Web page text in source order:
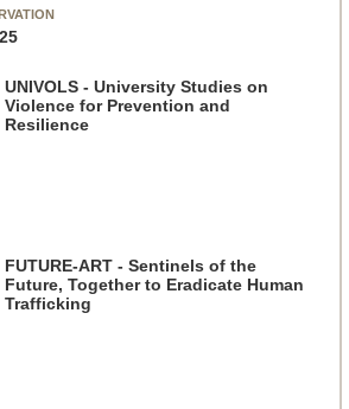
UNIVOLS - University Studies on
Violence for Prevention and
Resilience
FUTURE-ART - Sentinels of the
Future, Together to Eradicate Human
Trafficking